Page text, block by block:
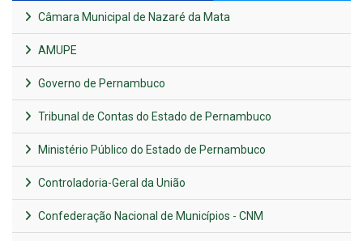
Câmara Municipal de Nazaré da Mata
AMUPE
Governo de Pernambuco
Tribunal de Contas do Estado de Pernambuco
Ministério Público do Estado de Pernambuco
Controladoria-Geral da União
Confederação Nacional de Municípios - CNM